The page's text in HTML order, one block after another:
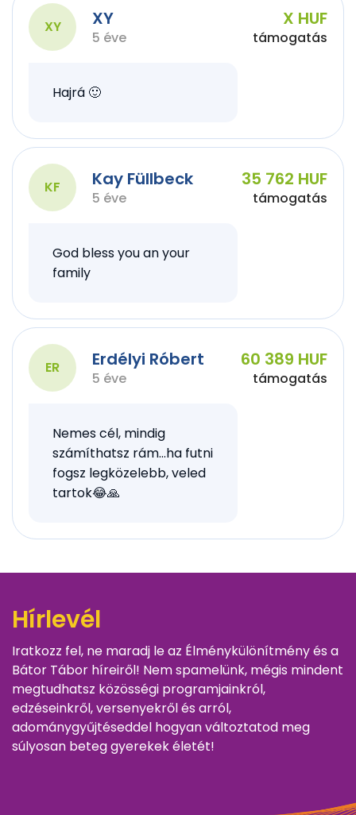
XY XY
5 éve
X HUF
támogatás
Hajrá 🙂
KF Kay Füllbeck
5 éve
35 762 HUF
támogatás
God bless you an your
family
ER Erdélyi Róbert
5 éve
60 389 HUF
támogatás
Nemes cél, mindig
számíthatsz rám…ha futni
fogsz legközelebb, veled
tartok😂🙏
Hírlevél
Iratkozz fel, ne maradj le az Élménykülönítmény és a
Bátor Tábor híreiről! Nem spamelünk, mégis mindent
megtudhatsz közösségi programjainkról,
edzéseinkről, versenyekről és arról,
adománygyűjtéseddel hogyan változtatod meg
súlyosan beteg gyerekek életét!